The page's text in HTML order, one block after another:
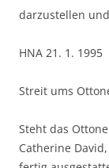
darzustellen
HNA 21. 1. 1995
Streit ums
Steht das
Catherine